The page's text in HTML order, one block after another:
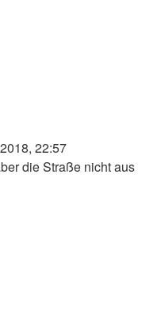
22:57
die Straße nicht aus